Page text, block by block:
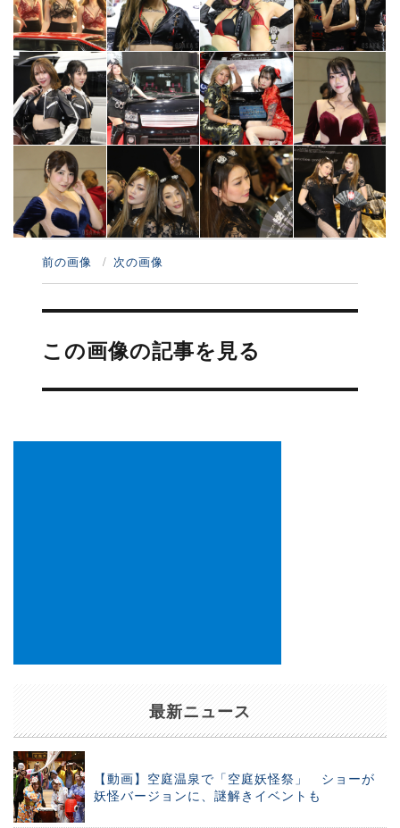
前の画像 次の画像
投
ナ
ビ
ー
この画像の記事を見る
最新ニュース
【動画】空庭温泉で「空庭妖怪祭」 ショーが
妖怪バージョンに、謎解きイベントも